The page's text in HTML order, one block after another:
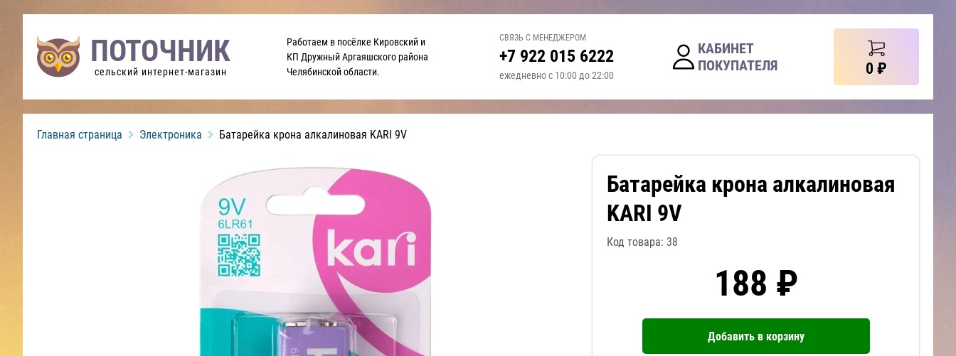
ПОТОЧНИК
сельский интернет-магазин
Работаем в посёлке Кировский и
КП ДружныйАргаяшского района
Челябинской области.
СВЯЗЬ С МЕНЕДЖЕРОМ
+7 922 015 6222
ежедневно с 10:00 до 22:00
КАБИНЕТ
ПОКУПАТЕЛЯ
0 ₽
Главная страница Электроника Батарейка крона алкалиновая KARI 9V
Батарейка крона алкалиновая
KARI 9V
Код товара: 38
188 ₽
Добавить в корзину